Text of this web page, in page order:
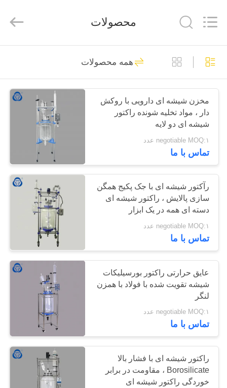
خانه
محصولات
درباره
تور
کارخانه
کنترل
کیفیت
تماس
بگیرید
نقشه
سایت
Chemglass
Co.,Ltd.
Reserved.
مخزن راکتور شیشه
ای
راکتور شیشه ای با
فشار بالا
6
راکتور شیشه ای
Borosilicate
6
6
محصولات
همه محصولات
مخزن شیشه ای دارویی با روکش
دار ، مواد تخلیه شونده راکتور
شیشه ای دو لایه
negotiable MOQ:۱ عدد
تماس با ما
رآکتور شیشه ای با جک پکیج همگن
سازی پالایش ، راکتور شیشه ای
دسته ای همه در یک ابزار
negotiable MOQ:۱ عدد
تماس با ما
عایق حرارتی راکتور بورسیلیکات
شیشه تقویت شده با فولاد با همزن
لنگر
negotiable MOQ:۱ عدد
تماس با ما
راکتور شیشه ای با فشار بالا
Borosilicate ، مقاومت در برابر
خوردگی راکتور شیشه ای